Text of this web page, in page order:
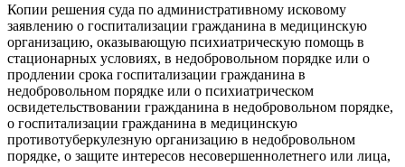
Копии решения суда по административному исковому
заявлению о госпитализации гражданина в медицинскую
организацию, оказывающую психиатрическую помощь в
стационарных условиях, в недобровольном порядке или о
продлении срока госпитализации гражданина в
недобровольном порядке или о психиатрическом
освидетельствовании гражданина в недобровольном порядке,
о госпитализации гражданина в медицинскую
противотуберкулезную организацию в недобровольном
порядке, о защите интересов несовершеннолетнего или лица,